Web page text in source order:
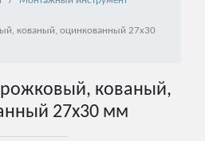
кованый, оцинкованный 27х30
кованый,
27х30 мм